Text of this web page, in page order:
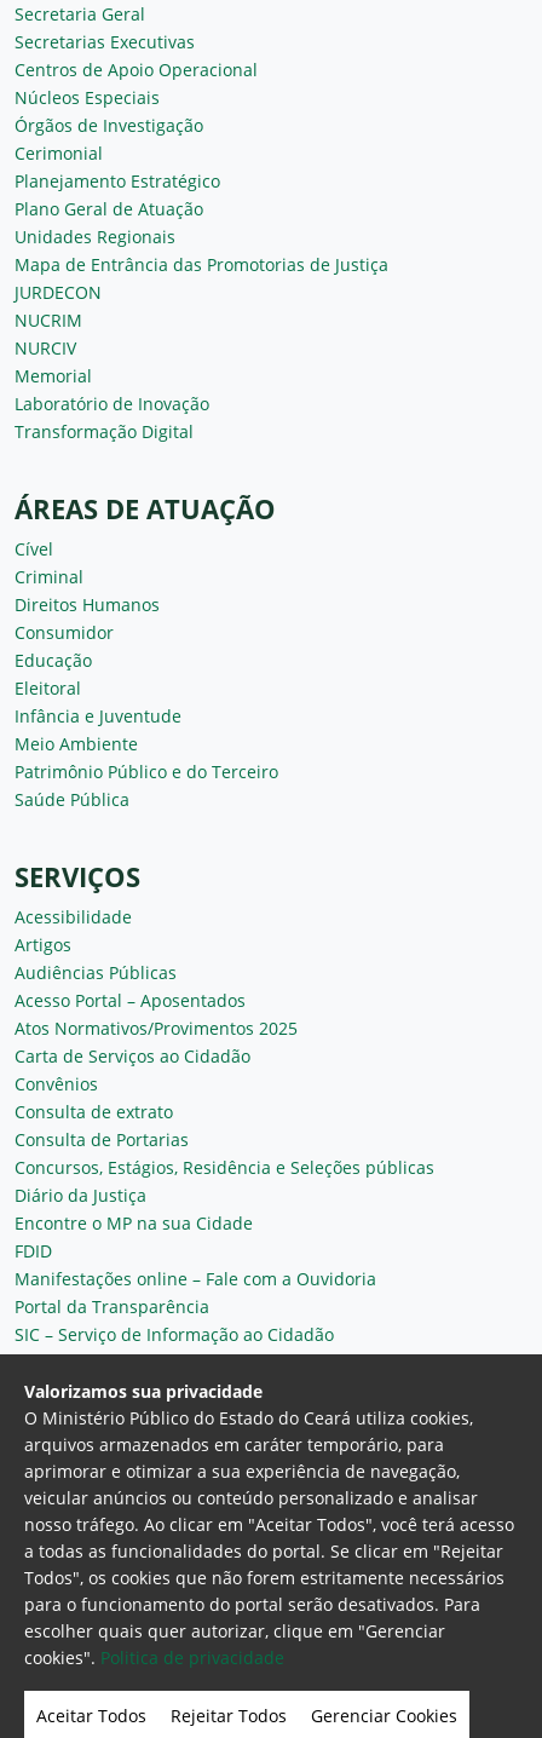
Secretaria Geral
Secretarias Executivas
Centros de Apoio Operacional
Núcleos Especiais
Órgãos de Investigação
Cerimonial
Planejamento Estratégico
Plano Geral de Atuação
Unidades Regionais
Mapa de Entrância das Promotorias de Justiça
JURDECON
NUCRIM
NURCIV
Memorial
Laboratório de Inovação
Transformação Digital
ÁREAS DE ATUAÇÃO
Cível
Criminal
Direitos Humanos
Consumidor
Educação
Eleitoral
Infância e Juventude
Meio Ambiente
Patrimônio Público e do Terceiro
Saúde Pública
SERVIÇOS
Acessibilidade
Artigos
Audiências Públicas
Acesso Portal – Aposentados
Atos Normativos/Provimentos 2025
Carta de Serviços ao Cidadão
Convênios
Consulta de extrato
Consulta de Portarias
Concursos, Estágios, Residência e Seleções públicas
Diário da Justiça
Encontre o MP na sua Cidade
FDID
Manifestações online – Fale com a Ouvidoria
Portal da Transparência
SIC – Serviço de Informação ao Cidadão
Plantão MP do Ceará
Secretaria Geral
Ministério Público do Estado do Ceará
Procuradoria Geral de Justiça Av. Gen. Afonso
Albuquerque Lima, 130 - Cambeba - CEP:
60.822-325 - Fortaleza, Ceará. Brasil
Home Page Intranet Webmail Office 365
Valorizamos sua privacidade
O Ministério Público do Estado do Ceará utiliza cookies,
arquivos armazenados em caráter temporário, para
aprimorar e otimizar a sua experiência de navegação,
veicular anúncios ou conteúdo personalizado e analisar
nosso tráfego. Ao clicar em "Aceitar Todos", você terá acesso
a todas as funcionalidades do portal. Se clicar em "Rejeitar
Todos", os cookies que não forem estritamente necessários
para o funcionamento do portal serão desativados. Para
escolher quais quer autorizar, clique em "Gerenciar
cookies". Politica de privacidade
Aceitar Todos Rejeitar Todos Gerenciar Cookies